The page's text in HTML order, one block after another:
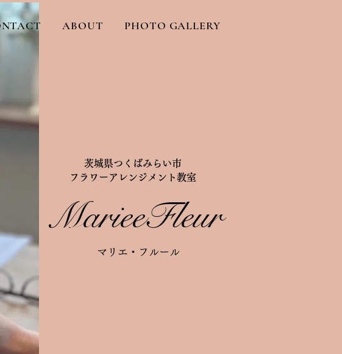
MarieeFleur
​茨城県つくばみらい市
フラワーアレンジメント教室
マリエ・フルール
ABOUT PHOTO GALLERY